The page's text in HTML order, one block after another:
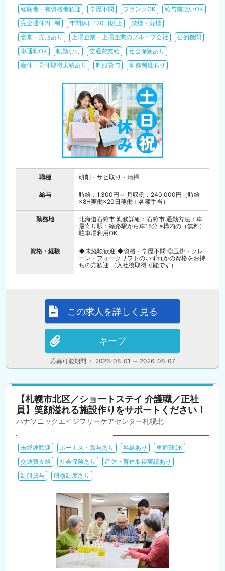
経験者・有資格者歓迎 学歴不問 ブランクOK
給与前払いOK
完全週休2日制
年間休日120日以上
禁煙・分煙
食堂・売店あり
上場企業・上場企業のグループ会社
公的機関
車通勤OK
転勤なし 交通費支給
社会保険あり
産休・育休取得実績あり
制服貸与 研修制度あり
職種 研削・サビ取り・清掃
給与
時給：1,300円～ 月収例：240,000円（時給
×8H実働×20日稼働＋各種手当）
勤務地
北海道石狩市 勤務詳細：石狩市 通勤方法：車
最寄り駅：篠路駅から車15分 ※構内の（無料）
駐車場利用OK
資格・経験
◆未経験歓迎 ◆資格・学歴不問 ◎玉掛・クレ
ーン・フォークリフトのいずれかの資格をお持
ちの方歓迎 （入社後取得可能です）
応募可能期間 ： 2026-08-01 ～ 2026-08-07
この求人を詳しく見る
キープ
【札幌市北区／ショートステイ 介護職／正社
員】笑顔溢れる施設作りをサポートください！
パナソニックエイジフリーケアセンター札幌北
未経験歓迎 ボーナス・賞与あり 昇給あり
車通勤OK
交通費支給
社会保険あり
産休・育休取得実績あり
制服貸与
研修制度あり